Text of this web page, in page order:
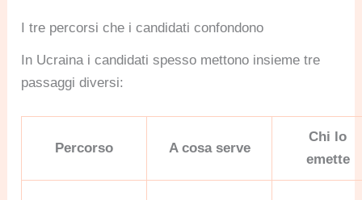
I tre percorsi che i candidati confondono
In Ucraina i candidati spesso mettono insieme tre
passaggi diversi:
Percorso A cosa serve
Chi lo
emette